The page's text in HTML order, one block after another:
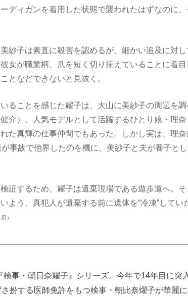
ディガンを着用した状態で襲われたはずなのに、
紗子は素直に殺害を認めるが、細かい追及に対
女が職業柄、爪を短く切り揃えていることに着
となどできないと見抜く。
ることを感じた耀子は、大山に美紗子の周辺を調
介）、人気モデルとして活躍するひとり娘・理
た真輝の仕事仲間でもあった。しかし実は、理
事故で他界したのを機に、美紗子と夫が養子と
証するため、耀子は遺棄現場である遊歩道へ。
よう、真犯人が遺棄する前に遺体を“冷凍”してい
）
事・朝日奈耀子』シリーズ。今年で14年目に突
扮する医師免許をもつ検事・朝比奈燿子が華麗